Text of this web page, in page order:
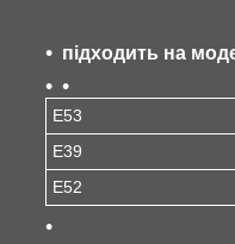
підходить на
E53
E39
E52